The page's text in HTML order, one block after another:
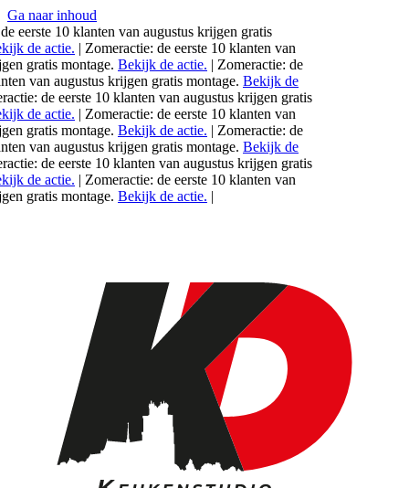
Ga naar inhoud
eerste 10 klanten vanaugustuskrijgen gratis
de actie. | Zomeractie: de eerste 10 klanten van
gratis montage.Bekijk de actie. | Zomeractie: de
vanaugustuskrijgen gratis montage.Bekijk de
de eerste 10 klanten vanaugustuskrijgen gratis
de actie. | Zomeractie: de eerste 10 klanten van
gratis montage.Bekijk de actie. | Zomeractie: de
vanaugustuskrijgen gratis montage.Bekijk de
de eerste 10 klanten vanaugustuskrijgen gratis
de actie. | Zomeractie: de eerste 10 klanten van
gratis montage.Bekijk de actie. |